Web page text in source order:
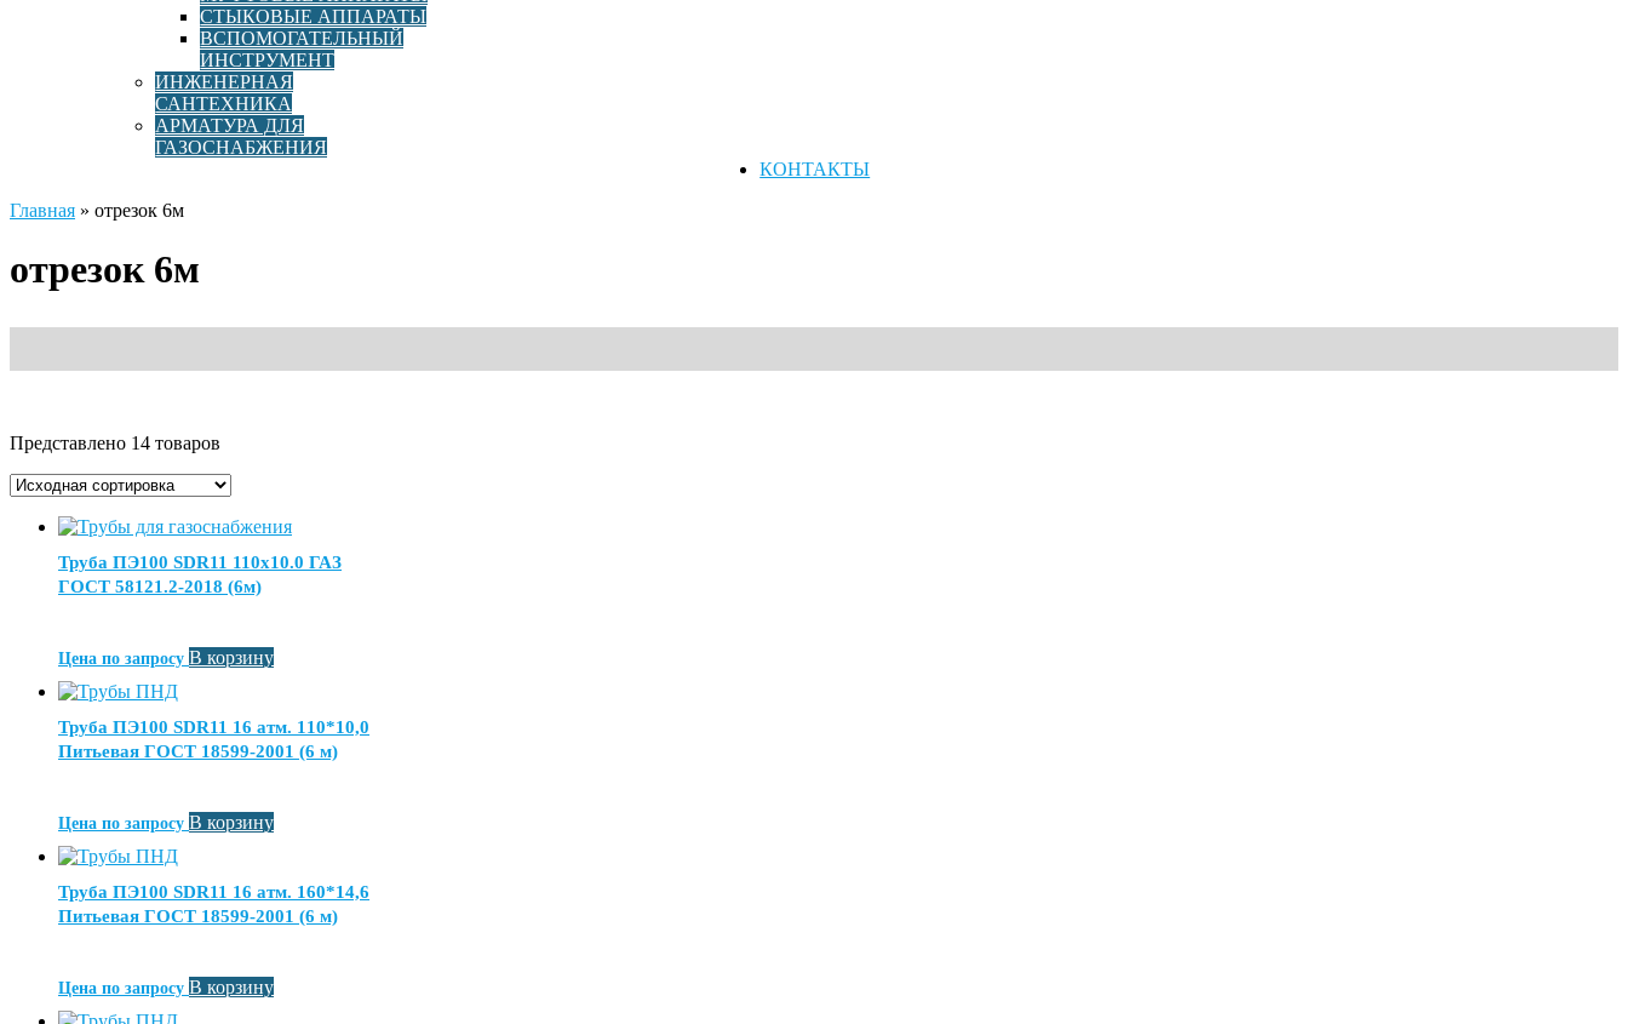
СТЫКОВЫЕ АППАРАТЫ
ВСПОМОГАТЕЛЬНЫЙ
ИНСТРУМЕНТ
ИНЖЕНЕРНАЯ
САНТЕХНИКА
АРМАТУРА ДЛЯ
ГАЗОСНАБЖЕНИЯ
КОНТАКТЫ
Главная » отрезок 6м
отрезок 6м
Представлено 14 товаров
Труба ПЭ100 SDR11 110х10.0 ГАЗ
ГОСТ 58121.2-2018 (6м)
Цена по запросу В корзину
Труба ПЭ100 SDR11 16 атм. 110*10,0
Питьевая ГОСТ 18599-2001 (6 м)
Цена по запросу В корзину
Труба ПЭ100 SDR11 16 атм. 160*14,6
Питьевая ГОСТ 18599-2001 (6 м)
Цена по запросу В корзину